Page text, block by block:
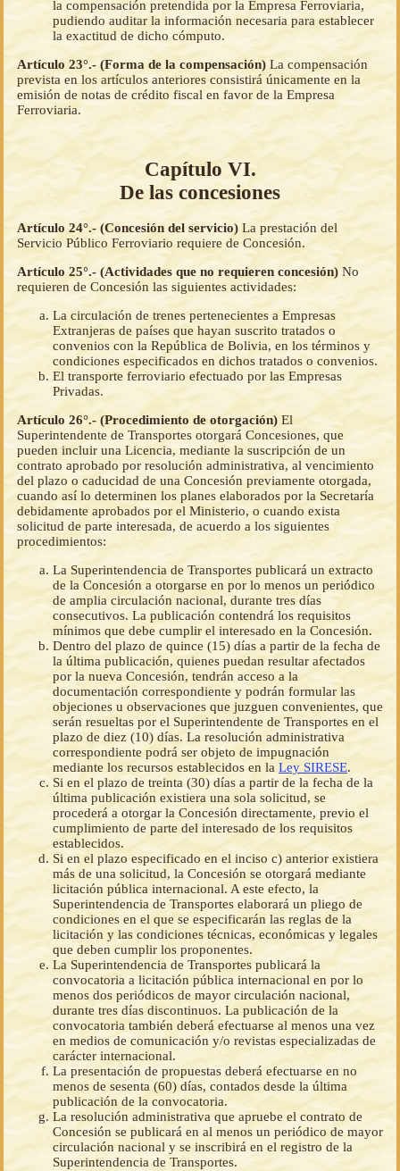
la compensación pretendida por la Empresa Ferroviaria,
pudiendo auditar la información necesaria para establecer
la exactitud de dicho cómputo.
Artículo 23°.- (Forma de la compensación) La compensación
prevista en los artículos anteriores consistirá únicamente en la
emisión de notas de crédito fiscal en favor de la Empresa
Ferroviaria.
Capítulo VI.
De las concesiones
Artículo 24°.- (Concesión del servicio) La prestación del
Servicio Público Ferroviario requiere de Concesión.
Artículo 25°.- (Actividades que no requieren concesión) No
requieren de Concesión las siguientes actividades:
La circulación de trenes pertenecientes a Empresas
Extranjeras de países que hayan suscrito tratados o
convenios con la República de Bolivia, en los términos y
condiciones especificados en dichos tratados o convenios.
El transporte ferroviario efectuado por las Empresas
Privadas.
Artículo 26°.- (Procedimiento de otorgación) El
Superintendente de Transportes otorgará Concesiones, que
pueden incluir una Licencia, mediante la suscripción de un
contrato aprobado por resolución administrativa, al vencimiento
del plazo o caducidad de una Concesión previamente otorgada,
cuando así lo determinen los planes elaborados por la Secretaría
debidamente aprobados por el Ministerio, o cuando exista
solicitud de parte interesada, de acuerdo a los siguientes
procedimientos:
La Superintendencia de Transportes publicará un extracto
de la Concesión a otorgarse en por lo menos un periódico
de amplia circulación nacional, durante tres días
consecutivos. La publicación contendrá los requisitos
mínimos que debe cumplir el interesado en la Concesión.
Dentro del plazo de quince (15) días a partir de la fecha de
la última publicación, quienes puedan resultar afectados
por la nueva Concesión, tendrán acceso a la
documentación correspondiente y podrán formular las
objeciones u observaciones que juzguen convenientes, que
serán resueltas por el Superintendente de Transportes en el
plazo de diez (10) días. La resolución administrativa
correspondiente podrá ser objeto de impugnación
mediante los recursos establecidos en la Ley SIRESE.
Si en el plazo de treinta (30) días a partir de la fecha de la
última publicación existiera una sola solicitud, se
procederá a otorgar la Concesión directamente, previo el
cumplimiento de parte del interesado de los requisitos
establecidos.
Si en el plazo especificado en el inciso c) anterior existiera
más de una solicitud, la Concesión se otorgará mediante
licitación pública internacional. A este efecto, la
Superintendencia de Transportes elaborará un pliego de
condiciones en el que se especificarán las reglas de la
licitación y las condiciones técnicas, económicas y legales
que deben cumplir los proponentes.
La Superintendencia de Transportes publicará la
convocatoria a licitación pública internacional en por lo
menos dos periódicos de mayor circulación nacional,
durante tres días discontinuos. La publicación de la
convocatoria también deberá efectuarse al menos una vez
en medios de comunicación y/o revistas especializadas de
carácter internacional.
La presentación de propuestas deberá efectuarse en no
menos de sesenta (60) días, contados desde la última
publicación de la convocatoria.
La resolución administrativa que apruebe el contrato de
Concesión se publicará en al menos un periódico de mayor
circulación nacional y se inscribirá en el registro de la
Superintendencia de Transportes.